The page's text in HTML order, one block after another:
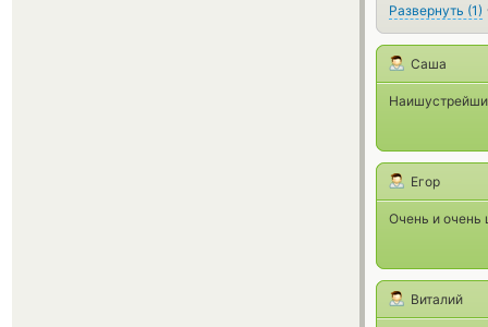
Развернуть (1)
Саша
Егор
Очень и очень
Виталий